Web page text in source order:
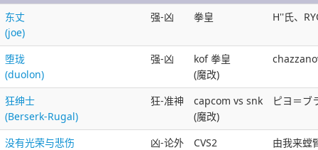
东丈
(joe)
强-凶 拳皇 H''氏、
堕珑
(duolon)
强-凶
kof 拳皇
(魔改)
狂绅士
(Berserk-Rugal)
狂-准神
capcom vs snk
(魔改)
ピヨ＝ブ
没有光荣与悲伤
凶-论外
CVS2
由我来螳